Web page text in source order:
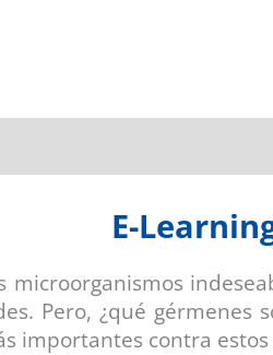
E-
microorganismos
Pero, ¿qué gérmenes
importantes contra estos